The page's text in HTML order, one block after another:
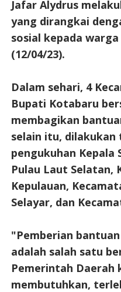
Jafar Alydrus
yang dirangkai
sosial kepada
(12/04/23).
Dalam sehari, 4
Bupati Kotabaru
membagikan
selain itu,
pengukuhan Kepala
Pulau Laut Selatan,
Kepulauan,
Selayar, dan
"Pemberian
adalah salah satu
Pemerintah Daerah
membutuhkan,